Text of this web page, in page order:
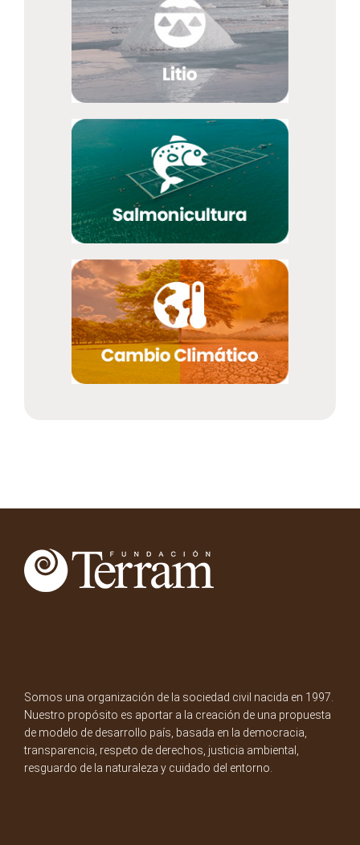
Somos una organización de la sociedad civil nacida en 1997.
Nuestro propósito es aportar a la creación de una propuesta
de modelo de desarrollo país, basada en la democracia,
transparencia, respeto de derechos, justicia ambiental,
resguardo de la naturaleza y cuidado del entorno.